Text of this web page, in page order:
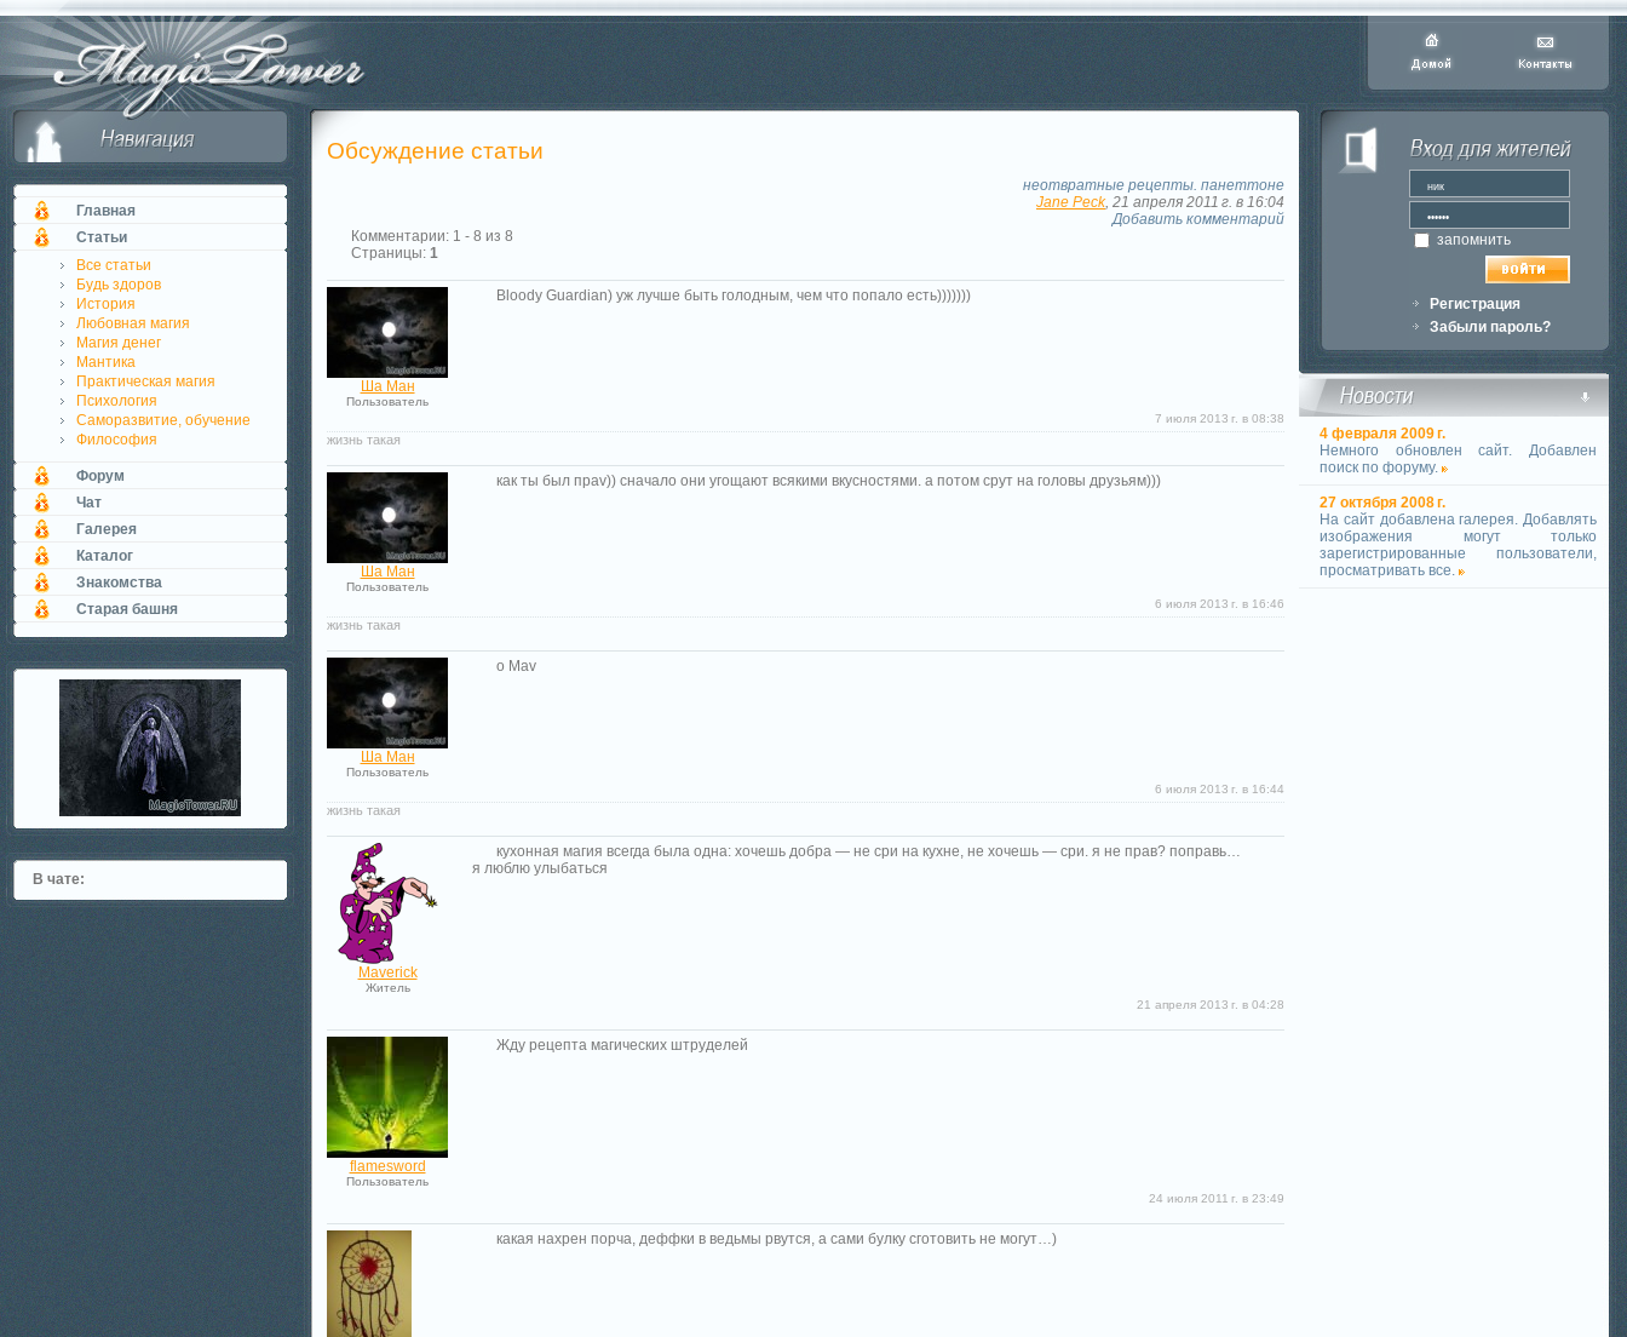
Главная
Статьи
Все статьи
Будь здоров
История
Любовная магия
Магия денег
Мантика
Практическая магия
Психология
Саморазвитие, обучение
Философия
Форум
Чат
Галерея
Каталог
Знакомства
Старая башня
В чате:
Обсуждение статьи
неотвратные рецепты. панеттоне
Jane Peck, 21 апреля 2011 г. в 16:04
Добавить комментарий
Комментарии: 1 - 8 из 8
Страницы: 1
Ша Ман
Пользователь
Bloody Guardian) уж лучше быть голодным, чем что попало есть)))))))
7 июля 2013 г. в 08:38
жизнь такая
Ша Ман
Пользователь
как ты был праv)) сначало они угощают всякими вкусностями. а потом срут на головы друзьям)))
6 июля 2013 г. в 16:46
жизнь такая
Ша Ман
Пользователь
о Mav
6 июля 2013 г. в 16:44
жизнь такая
Maverick
Житель
кухонная магия всегда была одна: хочешь добра — не сри на кухне, не хочешь — сри. я не прав? поправь…
я люблю улыбаться
21 апреля 2013 г. в 04:28
flamesword
Пользователь
Жду рецепта магических штруделей
24 июля 2011 г. в 23:49
какая нахрен порча, деффки в ведьмы рвутся, а сами булку сготовить не могут…)
запомнить
Регистрация
Забыли пароль?
4 февраля 2009 г.
Немного обновлен сайт. Добавлен
поиск по форуму.
27 октября 2008 г.
На сайт добавлена галерея. Добавлять
изображения могут только
зарегистрированные пользователи,
просматривать все.